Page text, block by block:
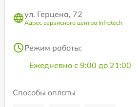
ул. Герцена, 72
Адрес сервисного центра Infratech
Режим работы:
Ежедневно с 9:00 до 21:00
Способы оплаты